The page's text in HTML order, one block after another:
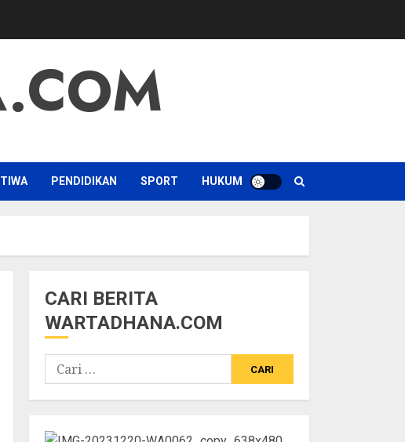
PENDIDIKAN SPORT HUKUM
CARI BERITA
WARTADHANA.COM
Cari
untuk: